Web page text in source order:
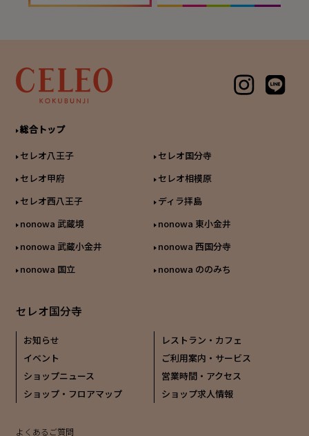
総合トップ
セレオ八王子
セレオ国分寺
セレオ甲府
セレオ相模原
セレオ西八王子
ディラ拝島
nonowa 武蔵境
nonowa 東小金井
nonowa 武蔵小金井
nonowa 西国分寺
nonowa 国立
nonowa ののみち
セレオ国分寺
お知らせ
イベント
ショップニュース
ショップ・フロアマップ
レストラン・カフェ
ご利用案内・サービス
営業時間・アクセス
ショップ求人情報
よくあるご質問